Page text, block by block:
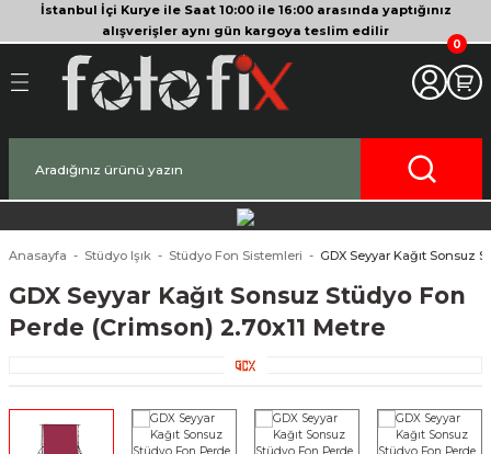
İstanbul İçi Kurye ile Saat 10:00 ile 16:00 arasında yaptığınız
alışverişler aynı gün kargoya teslim edilir
Geri Dön
Makinesi
Makinesi
Geri Dön
Geri Dön
Kameralar
Geri Dön
Geri Dön
Aksesuarları
Geri Dön
Geri Dön
Tripodları
Tripodlar
Tripodları
Geri Dön
Geri Dön
ve Tüyler
Geri Dön
Geri Dön
0
Anasayfa Stüdyo Işık Stüdyo Fon Sistemleri GDX Seyyar Kağıt Sonsuz
GDX Seyyar Kağıt Sonsuz Stüdyo Fon
Perde (Crimson) 2.70x11 Metre